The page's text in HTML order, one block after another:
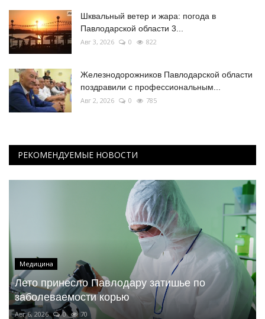
Шквальный ветер и жара: погода в
Павлодарской области 3...
Авг 3, 2026 0 822
Железнодорожников Павлодарской области
поздравили с профессиональным...
Авг 2, 2026 0 785
РЕКОМЕНДУЕМЫЕ НОВОСТИ
Медицина
Лето принесло Павлодару затишье по
заболеваемости корью
Авг 6, 2026 0 70